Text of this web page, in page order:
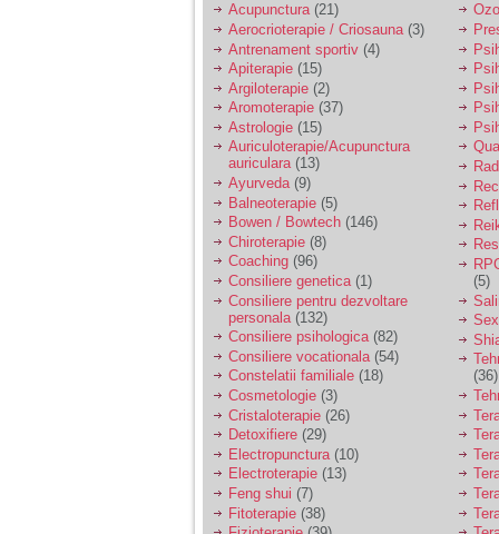
Ma aflu aici pentru ca
vreau sa stiu daca am
nevoie de un psiholog
sau psihiatru.
Sunt casatorita, am
31 de ani si un copil in
varsta de 2 ani care
mi-e lumina ochilor.
De ceva timp simt ca
mi s-a adunat
oboseala, o oboseala
cronica de care nu pot
scapa si simt ca din
cauza ei nu pot
controla nervii si
cateodata are copilul
de suferit.
Am o bariera peste
care nu pot trece:
prietena mea a ramas
insarcinata cu o fata.
Am fost de comun
acord sa facem un
copil, cu gandul ca e
baiat.
Acupunctura(21)
Aerocrioterapie / Criosauna (3)
Antrenament sportiv (4)
Apiterapie (15)
Argiloterapie (2)
Aromoterapie (37)
Astrologie (15)
Auriculoterapie/Acupunctura
auriculara(13)
Ayurveda(9)
Balneoterapie (5)
Bowen / Bowtech (146)
Chiroterapie (8)
Coaching (96)
Consiliere genetica(1)
Consiliere pentru dezvoltare
personala (132)
Consiliere psihologica(82)
Consiliere vocationala (54)
Constelatii familiale (18)
Cosmetologie (3)
Cristaloterapie (26)
Detoxifiere (29)
Electropunctura (10)
Electroterapie (13)
Feng shui (7)
Fitoterapie (38)
(5)
(36)